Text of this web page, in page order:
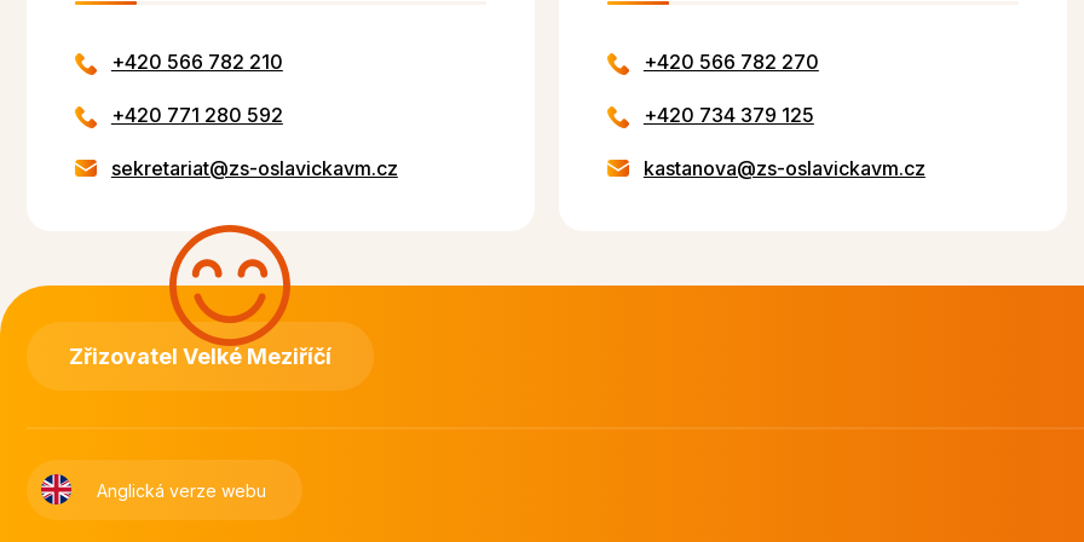
+420 566 782 210
+420 771 280 592
sekretariat@zs-oslavickavm.cz
+420 566 782 270
+420 734 379 125
kastanova@zs-oslavickavm.cz
Zřizovatel Velké Meziříčí
Anglická verze webu